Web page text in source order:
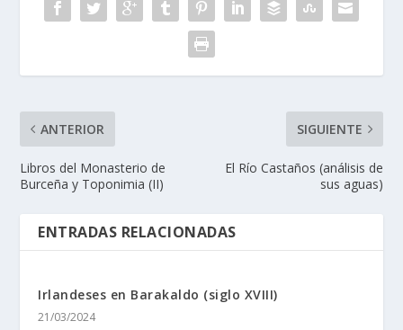
ANTERIOR
Libros del Monasterio de
Burceña y Toponimia (II)
SIGUIENTE
El Rí­o Castaños (análisis de
sus aguas)
ENTRADAS RELACIONADAS
Irlandeses en Barakaldo (siglo XVIII)
21/03/2024